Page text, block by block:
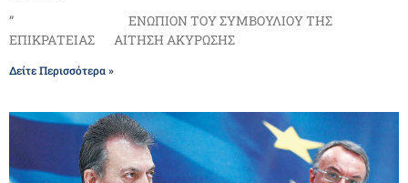
” ΕΝΩΠΙΟΝ ΤΟΥ ΣΥΜΒΟΥΛΙΟΥ ΤΗΣ
ΕΠΙΚΡΑΤΕΙΑΣ ΑΙΤΗΣΗ ΑΚΥΡΩΣΗΣ
Δείτε Περισσότερα »